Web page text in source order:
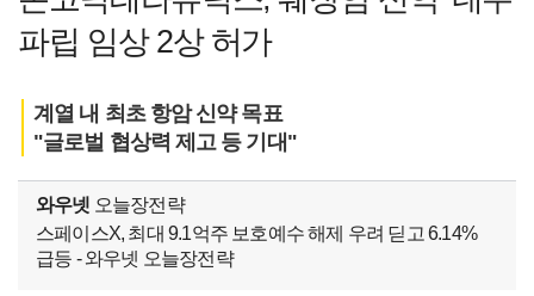
파립 임상 2상 허가
계열 내 최초 항암 신약 목표
"글로벌 협상력 제고 등 기대"
와우넷 오늘장전략
스페이스X, 최대 9.1억주 보호예수 해제 우려 딛고 6.14%
급등 - 와우넷 오늘장전략